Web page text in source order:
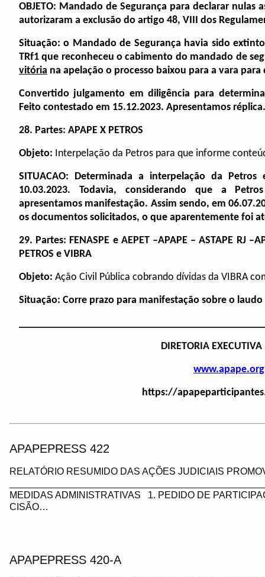
OBJETO: Mandado de Segurança para declarar nulas
autorizaram a exclusão do artigo 48, VIII dos
Situação: o Mandado de Segurança havia sido
TRf1 que reconheceu o cabimento do mandado de
vitória na apelação o processo baixou para a vara
Convertido julgamento em diligência para
Feito contestado em 15.12.2023. Apresentamos
28. Partes: APAPE X PETROS
Objeto: Interpelação da Petros para que informe
SITUACAO: Determinada a interpelação da
10.03.2023. Todavia, considerando que a
apresentamos manifestação. Assim sendo, em
os documentos solicitados, o que aparentemente foi
29. Partes: FENASPE e AEPET –APAPE – ASTAPE RJ
PETROS e VIBRA
Objeto: Ação Civil Pública cobrando dívidas da VIBRA
Situação: Corre prazo para manifestação sobre o
DIRETORIA
https://
APAPEPRESS 422
RELATÓRIO RESUMIDO DAS AÇÕES JUDICIAIS
MEDIDAS ADMINISTRATIVAS 1. PEDIDO DE
CISÃO…
APAPEPRESS 420-A